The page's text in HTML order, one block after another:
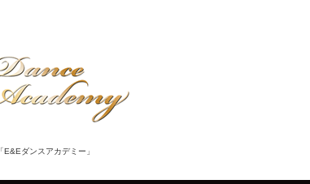
ダンスアカデミー」